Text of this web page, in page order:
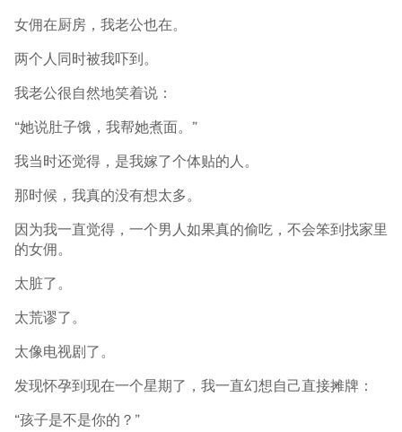
女佣在厨房，我老公也在。
两个人同时被我吓到。
我老公很自然地笑着说：
“她说肚子饿，我帮她煮面。”
我当时还觉得，是我嫁了个体贴的人。
那时候，我真的没有想太多。
因为我一直觉得，一个男人如果真的偷吃，不会笨到找家里
的女佣。
太脏了。
太荒谬了。
太像电视剧了。
发现怀孕到现在一个星期了，我一直幻想自己直接摊牌：
“孩子是不是你的？”